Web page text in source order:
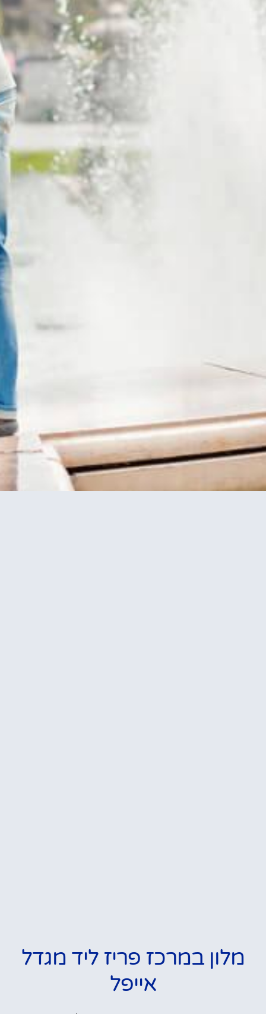
מלון במרכז פריז ליד מגדל
אייפל